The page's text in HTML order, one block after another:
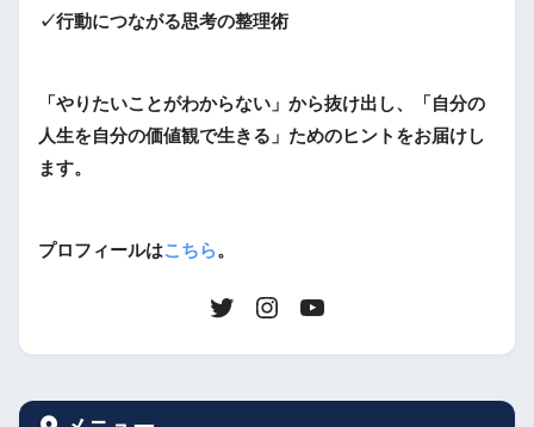
✓行動につながる思考の整理術
「やりたいことがわからない」から抜け出し、「自分の
人生を自分の価値観で生きる」ためのヒントをお届けし
ます。
プロフィールはこちら。